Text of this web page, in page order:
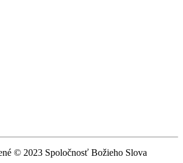
© 2023 Spoločnosť Božieho Slova